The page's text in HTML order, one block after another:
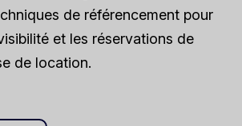
de référencement pour
et les réservations de
de location.